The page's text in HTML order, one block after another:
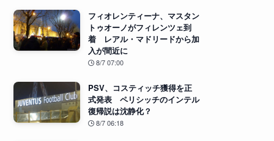
フィオレンティーナ、マスタン
トゥオーノがフィレンツェ到
着 レアル・マドリードから加
入が間近に
8/7 07:00
PSV、コスティッチ獲得を正
式発表 ペリシッチのインテル
復帰説は沈静化？
8/7 06:18